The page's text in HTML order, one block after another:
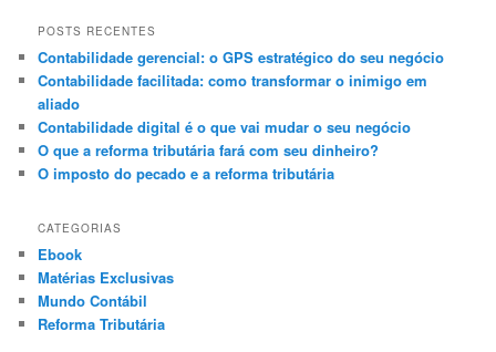
q
i
s
a
r
POSTS RECENTES
Contabilidade gerencial: o GPS estratégico do seu negócio
Contabilidade facilitada: como transformar o inimigo em
aliado
Contabilidade digital é o que vai mudar o seu negócio
O que a reforma tributária fará com seu dinheiro?
O imposto do pecado e a reforma tributária
CATEGORIAS
Ebook
Matérias Exclusivas
Mundo Contábil
Reforma Tributária